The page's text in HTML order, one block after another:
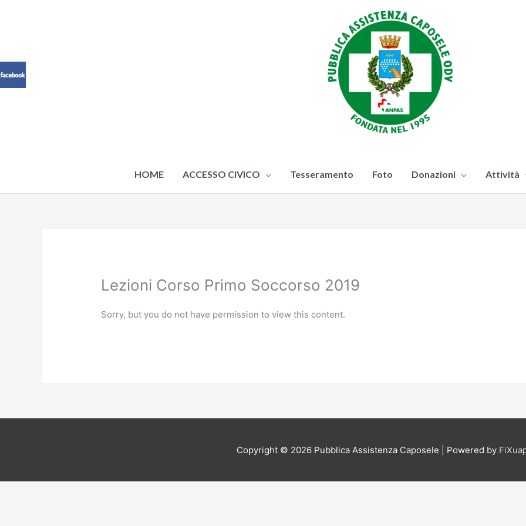
HOME ACCESSO CIVICO Tesseramento Foto Donazioni Attività
Lezioni Corso Primo Soccorso 2019
Sorry, but you do not have permission to view this content.
Copyright © 2026 Pubblica Assistenza Caposele | Powered by